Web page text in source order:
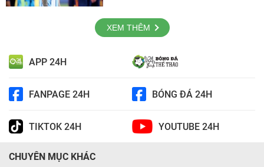
XEM THÊM
APP 24H
FANPAGE 24H BÓNG ĐÁ 24H
TIKTOK 24H YOUTUBE 24H
CHUYÊN MỤC KHÁC